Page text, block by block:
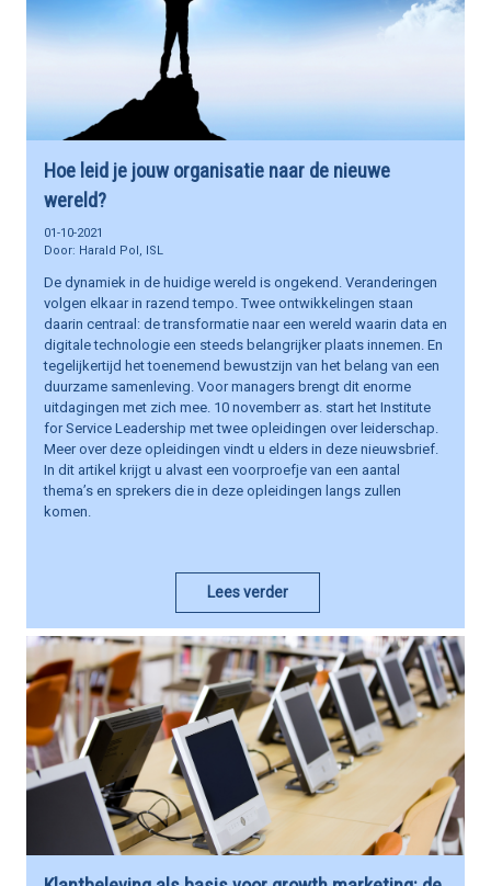
Hoe leid je jouw organisatie naar de nieuwe
wereld?
01-10-2021
Harald Pol, ISL
De dynamiek in de huidige wereld is ongekend. Veranderingen
volgen elkaar in razend tempo. Twee ontwikkelingen staan
daarin centraal: de transformatie naar een wereld waarin data en
digitale technologie een steeds belangrijker plaats innemen. En
tegelijkertijd het toenemend bewustzijn van het belang van een
duurzame samenleving. Voor managers brengt dit enorme
uitdagingen met zich mee. 10 novemberr as. start het Institute
for Service Leadership met twee opleidingen over leiderschap.
Meer over deze opleidingen vindt u elders in deze nieuwsbrief.
In dit artikel krijgt u alvast een voorproefje van een aantal
thema’s en sprekers die in deze opleidingen langs zullen
komen.
Lees verder